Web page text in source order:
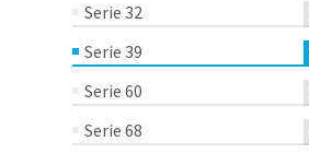
Serie 32
Serie 39
Serie 60
Serie 68